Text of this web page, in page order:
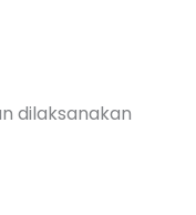
dilaksanakan